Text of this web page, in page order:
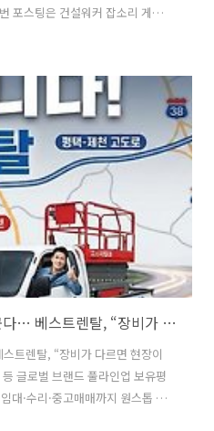
포스팅은 건설워커 잡소리 게시판
멘토링 사례를 바탕으로, 구직자
당신은 아직 '취업의 원리'를 모르
은 어학 성적이 필요해", "자격증
어"라고 생각하며 무작정 스펙을
선은 조금 다릅니다. 1. 대형 건설
이(SKY) 대학원 진학이 ..
고소작업대 임대의 판을 바꾼다… 베스트렌탈, “장비가 다르면 현장이 달라진다”
트렌탈, “장비가 다르면 현장이
글로벌 브랜드 풀라인업 보유평
대·수리·중고매매까지 원스톱 솔
】 건설 현장에서 고소작업